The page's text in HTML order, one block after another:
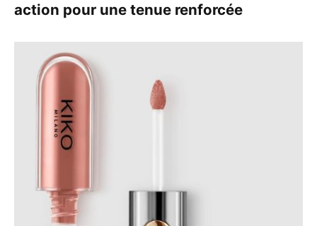
action pour une tenue renforcée